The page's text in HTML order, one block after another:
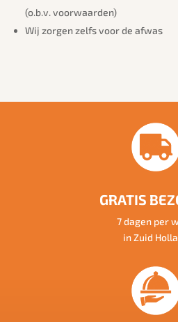
(o.b.v. voorwaarden)
Wij zorgen zelfs voor de afwas
GRATIS
7 dagen per
in Zuid